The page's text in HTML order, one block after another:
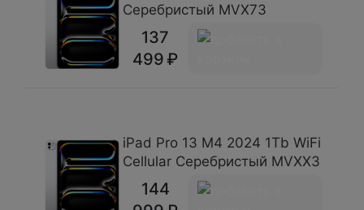
Серебристый MVX73
137
499
iPad Pro 13 М4 2024 1Tb WiFi
Cellular Серебристый MVXX3
144